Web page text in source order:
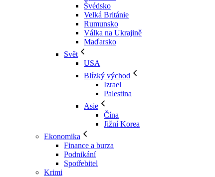
Švédsko
Velká Británie
Rumunsko
Válka na Ukrajině
Maďarsko
Svět
USA
Blízký východ
Izrael
Palestina
Asie
Čína
Jižní Korea
Ekonomika
Finance a burza
Podnikání
Spotřebitel
Krimi